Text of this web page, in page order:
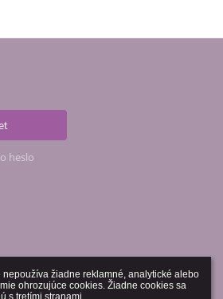
nepoužíva žiadne reklamné, analytické alebo
ohrozujúce cookies. Žiadne cookies sa
s tretími stranami.
heslo